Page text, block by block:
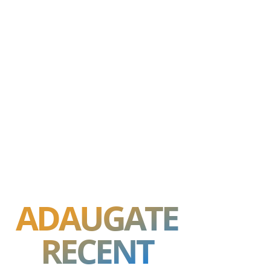
ADAUGATE
RECENT